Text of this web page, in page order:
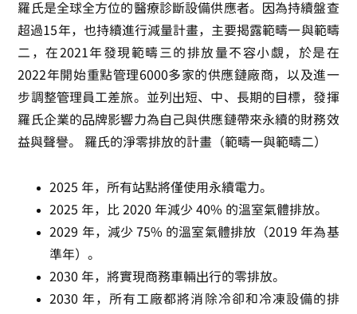
羅氏是全球全方位的醫療診斷設備供應者。因為持續盤查
超過15年，也持續進行減量計畫，主要揭露範疇一與範疇
二，在2021年發現範疇三的排放量不容小覷，於是在
2022年開始重點管理6000多家的供應鏈廠商，以及進一
步調整管理員工差旅。並列出短、中、長期的目標，發揮
羅氏企業的品牌影響力為自己與供應鏈帶來永續的財務效
益與聲譽。 羅氏的淨零排放的計畫（範疇一與範疇二）
2025 年，所有站點將僅使用永續電力。
2025 年，比 2020 年減少 40% 的溫室氣體排放。
2029 年，減少 75% 的溫室氣體排放（2019 年為基
準年）。
2030 年，將實現商務車輛出行的零排放。
2030 年，所有工廠都將消除冷卻和冷凍設備的排